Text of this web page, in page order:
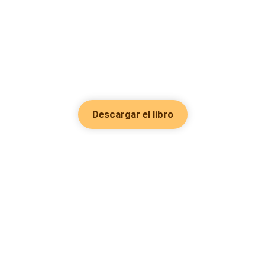
Descargar el libro